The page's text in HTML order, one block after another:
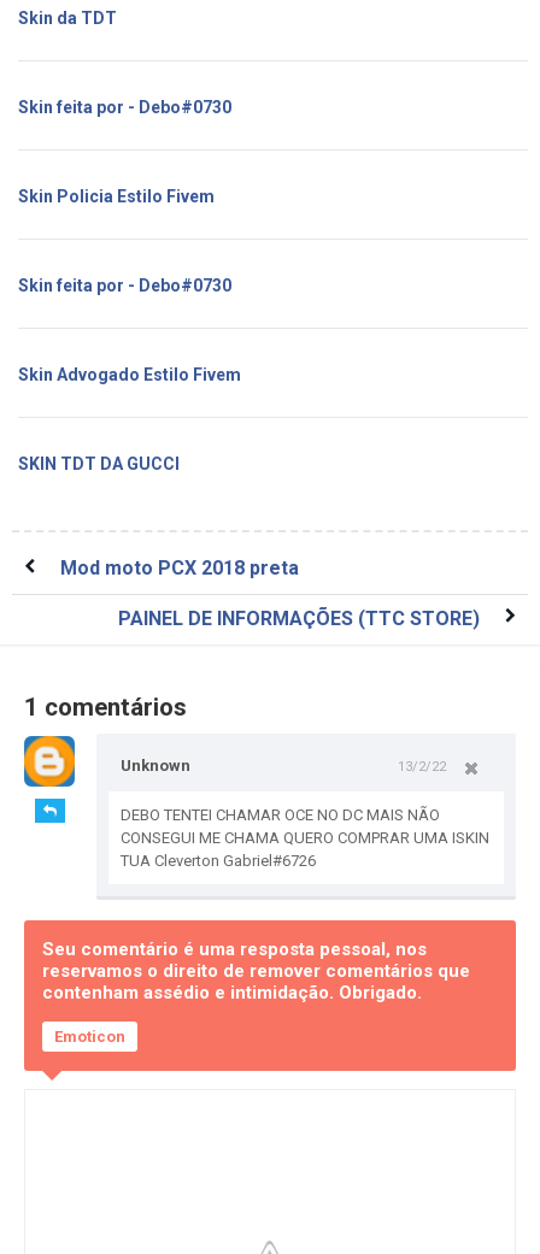
Skin da TDT
Skin feita por - Debo#0730
Skin Policia Estilo Fivem
Skin feita por - Debo#0730
Skin Advogado Estilo Fivem
SKIN TDT DA GUCCI
Mod moto PCX 2018 preta
PAINEL DE INFORMAÇÕES (TTC STORE)
1 comentários
Unknown 13/2/22
DEBO TENTEI CHAMAR OCE NO DC MAIS NÃO
CONSEGUI ME CHAMA QUERO COMPRAR UMA ISKIN
TUA Cleverton Gabriel#6726
Seu comentário é uma resposta pessoal, nos
reservamos o direito de remover comentários que
contenham assédio e intimidação. Obrigado.
Emoticon